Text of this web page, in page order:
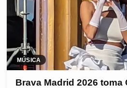
MÚSICA
Brava Madrid 2026 toma